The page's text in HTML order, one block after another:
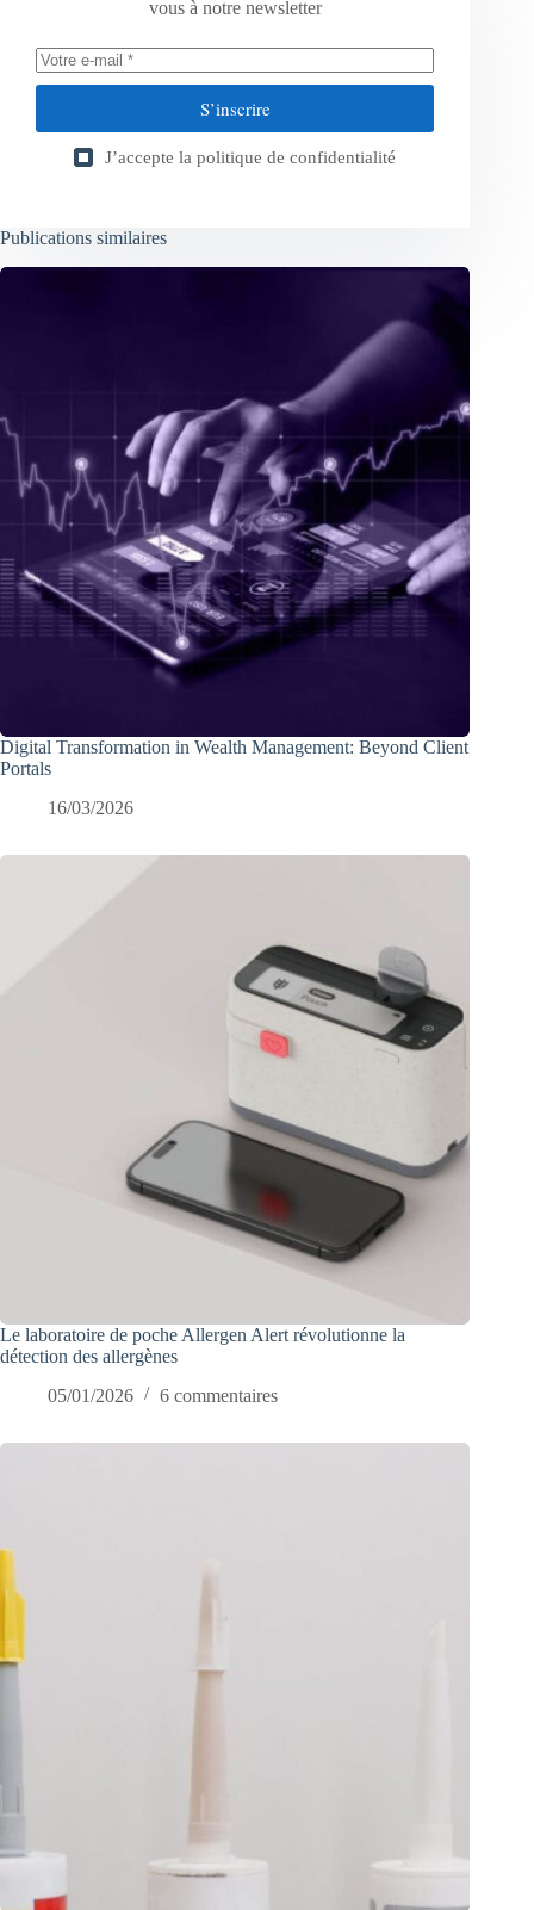
vous à notre newsletter
S’inscrire
J’accepte la politique de confidentialité
Publications similaires
Digital Transformation in Wealth Management: Beyond Client
Portals
16/03/2026
Le laboratoire de poche Allergen Alert révolutionne la
détection des allergènes
05/01/2026
6 commentaires